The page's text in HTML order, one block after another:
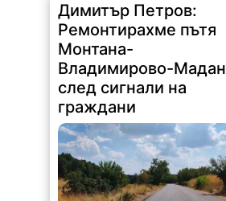
Димитър Петров:
Ремонтирахме пътя
Монтана-
Владимирово-Мадан
след сигнали на
граждани